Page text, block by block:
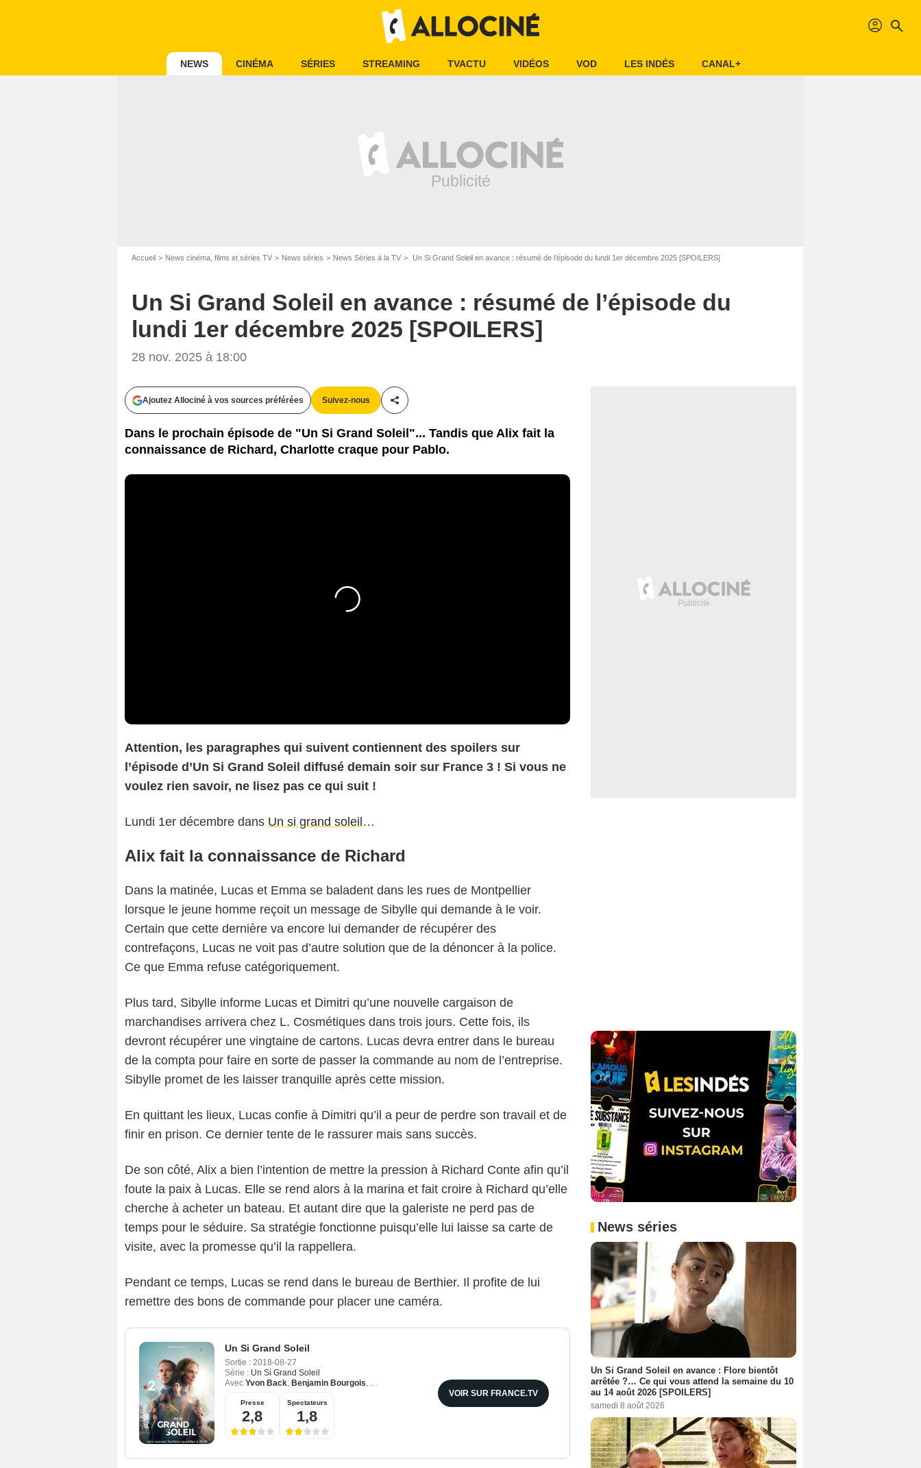
profil search
NEWS CINÉMA SÉRIES STREAMING TVACTU VIDÉOS VOD LES INDÉS CANAL+
Accueil News cinéma, films et séries TV News séries News Séries à la TV Un Si Grand Soleil en avance : résumé de l’épisode du lundi 1er décembre 2025 [SPOILERS]
Un Si Grand Soleil en avance : résumé de l’épisode du
lundi 1er décembre 2025 [SPOILERS]
28 nov. 2025 à 18:00
Ajoutez Allociné à vos sources préférées Suivez-nous
Partager cet article
Dans le prochain épisode de "Un Si Grand Soleil"... Tandis que Alix fait la
connaissance de Richard, Charlotte craque pour Pablo.
Attention, les paragraphes qui suivent contiennent des spoilers sur
l’épisode d’Un Si Grand Soleil diffusé demain soir sur France 3 ! Si vous ne
voulez rien savoir, ne lisez pas ce qui suit !
Lundi 1er décembre dans Un si grand soleil …
Alix fait la connaissance de Richard
Dans la matinée, Lucas et Emma se baladent dans les rues de Montpellier
lorsque le jeune homme reçoit un message de Sibylle qui demande à le voir.
Certain que cette dernière va encore lui demander de récupérer des
contrefaçons, Lucas ne voit pas d’autre solution que de la dénoncer à la police.
Ce que Emma refuse catégoriquement.
Plus tard, Sibylle informe Lucas et Dimitri qu’une nouvelle cargaison de
marchandises arrivera chez L. Cosmétiques dans trois jours. Cette fois, ils
devront récupérer une vingtaine de cartons. Lucas devra entrer dans le bureau
de la compta pour faire en sorte de passer la commande au nom de l’entreprise.
Sibylle promet de les laisser tranquille après cette mission.
En quittant les lieux, Lucas confie à Dimitri qu’il a peur de perdre son travail et de
finir en prison. Ce dernier tente de le rassurer mais sans succès.
De son côté, Alix a bien l’intention de mettre la pression à Richard Conte afin qu’il
foute la paix à Lucas. Elle se rend alors à la marina et fait croire à Richard qu’elle
cherche à acheter un bateau. Et autant dire que la galeriste ne perd pas de
temps pour le séduire. Sa stratégie fonctionne puisqu’elle lui laisse sa carte de
visite, avec la promesse qu’il la rappellera.
Pendant ce temps, Lucas se rend dans le bureau de Berthier. Il profite de lui
remettre des bons de commande pour placer une caméra.
Un Si Grand Soleil
Sortie : 2018-08-27
Série : Un Si Grand Soleil
Avec Yvon Back, Benjamin Bourgois, Emma Colberti
Presse
2,8
Spectateurs
1,8
VOIR SUR FRANCE.TV
News séries
Un Si Grand Soleil en avance : Flore bientôt
arrêtée ?… Ce qui vous attend la semaine du 10
au 14 août 2026 [SPOILERS]
samedi 8 août 2026